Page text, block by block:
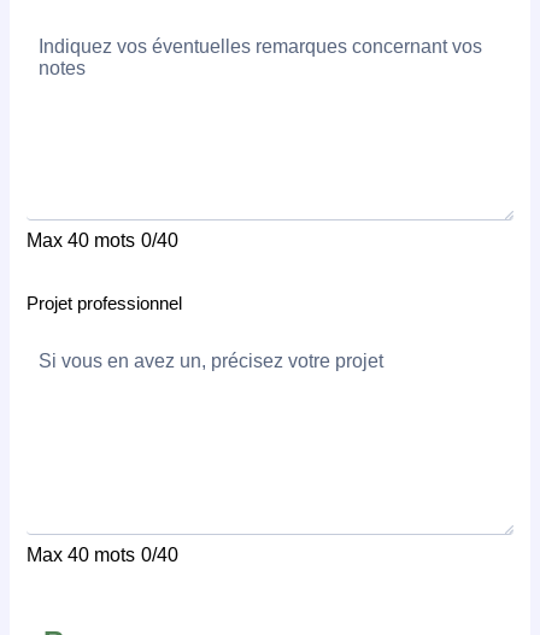
Max 40 mots 0/40
Projet professionnel
Max 40 mots 0/40